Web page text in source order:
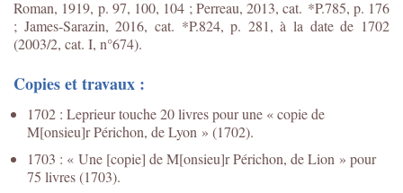
Roman, 1919, p. 97, 100, 104 ; Perreau, 2013, cat. *P.785, p. 176
; James-Sarazin, 2016, cat. *P.824, p. 281, à la date de 1702
(2003/2, cat. I, n°674).
Copies et travaux :
1702 : Leprieur touche 20 livres pour une « copie de
M[onsieu]r Périchon, de Lyon » (1702).
1703 : « Une [copie] de M[onsieu]r Périchon, de Lion » pour
75 livres (1703).